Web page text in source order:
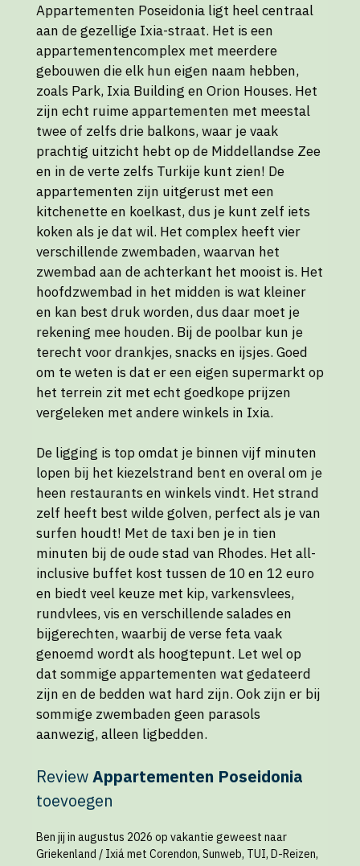
Appartementen Poseidonia ligt heel centraal
aan de gezellige Ixia-straat. Het is een
appartementencomplex met meerdere
gebouwen die elk hun eigen naam hebben,
zoals Park, Ixia Building en Orion Houses. Het
zijn echt ruime appartementen met meestal
twee of zelfs drie balkons, waar je vaak
prachtig uitzicht hebt op de Middellandse Zee
en in de verte zelfs Turkije kunt zien! De
appartementen zijn uitgerust met een
kitchenette en koelkast, dus je kunt zelf iets
koken als je dat wil. Het complex heeft vier
verschillende zwembaden, waarvan het
zwembad aan de achterkant het mooist is. Het
hoofdzwembad in het midden is wat kleiner
en kan best druk worden, dus daar moet je
rekening mee houden. Bij de poolbar kun je
terecht voor drankjes, snacks en ijsjes. Goed
om te weten is dat er een eigen supermarkt op
het terrein zit met echt goedkope prijzen
vergeleken met andere winkels in Ixia.
De ligging is top omdat je binnen vijf minuten
lopen bij het kiezelstrand bent en overal om je
heen restaurants en winkels vindt. Het strand
zelf heeft best wilde golven, perfect als je van
surfen houdt! Met de taxi ben je in tien
minuten bij de oude stad van Rhodes. Het all-
inclusive buffet kost tussen de 10 en 12 euro
en biedt veel keuze met kip, varkensvlees,
rundvlees, vis en verschillende salades en
bijgerechten, waarbij de verse feta vaak
genoemd wordt als hoogtepunt. Let wel op
dat sommige appartementen wat gedateerd
zijn en de bedden wat hard zijn. Ook zijn er bij
sommige zwembaden geen parasols
aanwezig, alleen ligbedden.
ReviewAppartementen Poseidonia
toevoegen
Ben jij in augustus 2026 op vakantie geweest naar
Griekenland / Ixiá met Corendon, Sunweb, TUI, D-Reizen,